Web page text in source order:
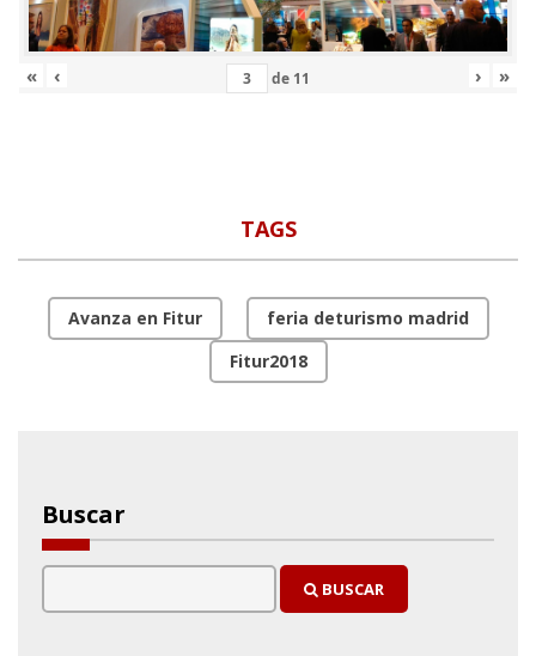
« ‹ de 11 › »
TAGS
Avanza en Fitur
feria deturismo madrid
Fitur2018
Buscar
BUSCAR